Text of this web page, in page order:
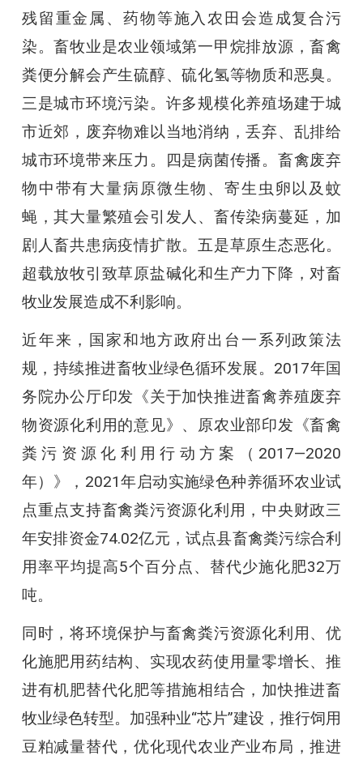
残留重金属、药物等施入农田会造成复合污
染。畜牧业是农业领域第一甲烷排放源，畜禽
粪便分解会产生硫醇、硫化氢等物质和恶臭。
三是城市环境污染。许多规模化养殖场建于城
市近郊，废弃物难以当地消纳，丢弃、乱排给
城市环境带来压力。四是病菌传播。畜禽废弃
物中带有大量病原微生物、寄生虫卵以及蚊
蝇，其大量繁殖会引发人、畜传染病蔓延，加
剧人畜共患病疫情扩散。五是草原生态恶化。
超载放牧引致草原盐碱化和生产力下降，对畜
牧业发展造成不利影响。
近年来，国家和地方政府出台一系列政策法
规，持续推进畜牧业绿色循环发展。2017年国
务院办公厅印发《关于加快推进畜禽养殖废弃
物资源化利用的意见》、原农业部印发《畜禽
粪污资源化利用行动方案（2017—2020
年）》，2021年启动实施绿色种养循环农业试
点重点支持畜禽粪污资源化利用，中央财政三
年安排资金74.02亿元，试点县畜禽粪污综合利
用率平均提高5个百分点、替代少施化肥32万
吨。
同时，将环境保护与畜禽粪污资源化利用、优
化施肥用药结构、实现农药使用量零增长、推
进有机肥替代化肥等措施相结合，加快推进畜
牧业绿色转型。加强种业“芯片”建设，推行饲用
豆粕减量替代，优化现代农业产业布局，推进